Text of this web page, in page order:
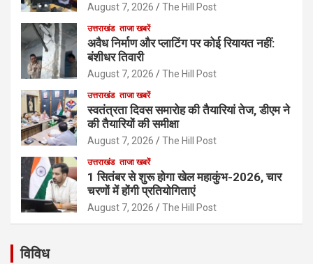
August 7, 2026 The Hill Post
उत्तराखंड ताजा खबरें
अवैध निर्माण और प्लाटिंग पर कोई रियायत नहीं:
बंशीधर तिवारी
August 7, 2026 The Hill Post
उत्तराखंड ताजा खबरें
स्वतंत्रता दिवस समारोह की तैयारियां तेज, डीएम ने
की तैयारियों की समीक्षा
August 7, 2026 The Hill Post
उत्तराखंड ताजा खबरें
1 सितंबर से शुरू होगा खेल महाकुंभ-2026, चार
चरणों में होंगी प्रतियोगिताएं
August 7, 2026 The Hill Post
विविध